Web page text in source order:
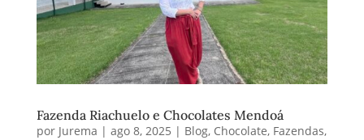
Fazenda Riachuelo e Chocolates Mendoá
por Jurema | ago 8, 2025 | Blog, Chocolate, Fazendas,